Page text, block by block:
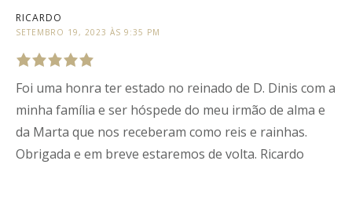
RICARDO
SETEMBRO 19, 2023 ÀS 9:35 PM
Rated5out
of5.
Foi uma honra ter estado no reinado de D. Dinis com a
minha família e ser hóspede do meu irmão de alma e
da Marta que nos receberam como reis e rainhas.
Obrigada e em breve estaremos de volta. Ricardo